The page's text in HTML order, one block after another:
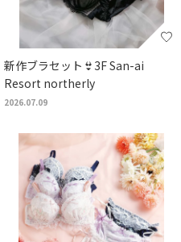
新作ブラセット👙3F San-ai
Resort northerly
2026.07.09